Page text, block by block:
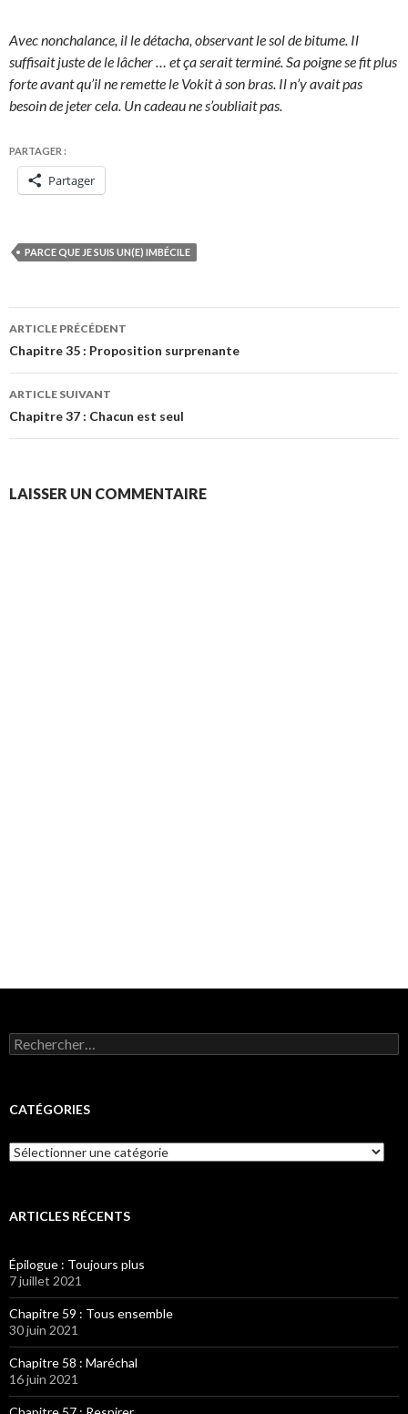
Avec nonchalance, il le détacha, observant le sol de bitume. Il
suffisait juste de le lâcher … et ça serait terminé. Sa poigne se fit plus
forte avant qu’il ne remette le Vokit à son bras. Il n’y avait pas
besoin de jeter cela. Un cadeau ne s’oubliait pas.
PARTAGER :
Partager
PARCE QUE JE SUIS UN(E) IMBÉCILE
Navigation
des
articles
ARTICLE PRÉCÉDENT
Chapitre 35 : Proposition surprenante
ARTICLE SUIVANT
Chapitre 37 : Chacun est seul
LAISSER UN COMMENTAIRE
Rechercher :
CATÉGORIES
Catégories
ARTICLES RÉCENTS
Épilogue : Toujours plus
7 juillet 2021
Chapitre 59 : Tous ensemble
30 juin 2021
Chapitre 58 : Maréchal
16 juin 2021